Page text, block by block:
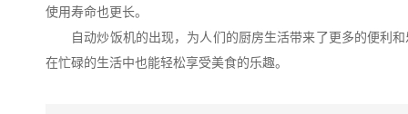
使用寿命也更长。
自动炒饭机的出现，为人们的厨房生活带来了更多的便利和
在忙碌的生活中也能轻松享受美食的乐趣。